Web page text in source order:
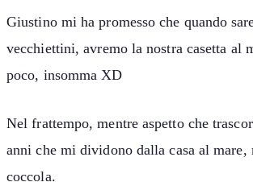
Giustino mi ha promesso che quando
vecchiettini, avremo la nostra casetta al
poco, insomma XD
Nel frattempo, mentre aspetto che
anni che mi dividono dalla casa al mare,
coccola.